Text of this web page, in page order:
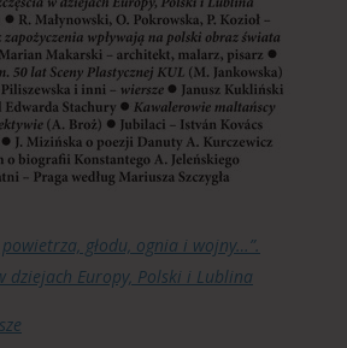
powietrza, głodu, ognia i wojny…”.
dziejach Europy, Polski i Lublina